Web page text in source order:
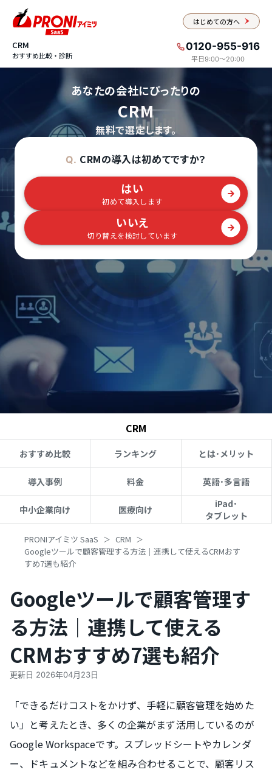
はじめての方へ
CRM
おすすめ比較・診断
0120-955-916
平日9:00〜20:00
あなたの会社にぴったりの
CRM
無料で選定します。
Q. CRMの導入は初めてですか？
はい
初めて導入します
いいえ
切り替えを検討しています
CRM
おすすめ比較 ランキング とは･メリット
導入事例 料金 英語･多言語
中小企業向け 医療向け
iPad･
タブレット
PRONIアイミツ SaaS
CRM
Googleツールで顧客管理する方法｜連携して使えるCRMおす
すめ7選も紹介
Googleツールで顧客管理す
る方法｜連携して使える
CRMおすすめ7選も紹介
更新日 2026年04月23日
「できるだけコストをかけず、手軽に顧客管理を始めた
い」と考えたとき、多くの企業がまず活用しているのが
Google Workspaceです。スプレッドシートやカレンダ
ー、ドキュメントなどを組み合わせることで、顧客リス